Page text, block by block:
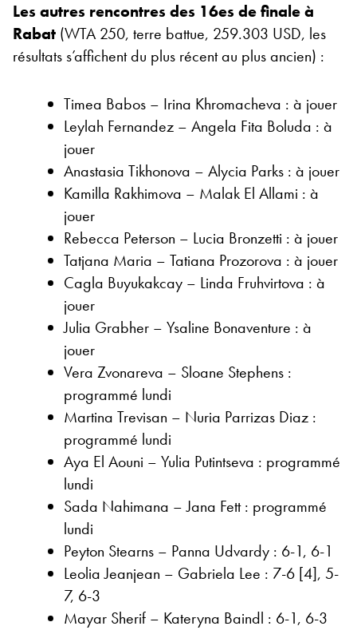
Les autres rencontres des 16es de finale à
Rabat (WTA 250, terre battue, 259.303 USD, les
résultats s’affichent du plus récent au plus ancien) :
Timea Babos – Irina Khromacheva : à jouer
Leylah Fernandez – Angela Fita Boluda : à
jouer
Anastasia Tikhonova – Alycia Parks : à jouer
Kamilla Rakhimova – Malak El Allami : à
jouer
Rebecca Peterson – Lucia Bronzetti : à jouer
Tatjana Maria – Tatiana Prozorova : à jouer
Cagla Buyukakcay – Linda Fruhvirtova : à
jouer
Julia Grabher – Ysaline Bonaventure : à
jouer
Vera Zvonareva – Sloane Stephens :
programmé lundi
Martina Trevisan – Nuria Parrizas Diaz :
programmé lundi
Aya El Aouni – Yulia Putintseva : programmé
lundi
Sada Nahimana – Jana Fett : programmé
lundi
Peyton Stearns – Panna Udvardy : 6-1, 6-1
Leolia Jeanjean – Gabriela Lee : 7-6 [4], 5-
7, 6-3
Mayar Sherif – Kateryna Baindl : 6-1, 6-3